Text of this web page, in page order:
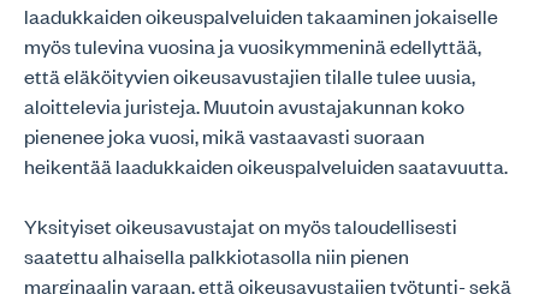
laadukkaiden oikeuspalveluiden takaaminen jokaiselle
myös tulevina vuosina ja vuosikymmeninä edellyttää,
että eläköityvien oikeusavustajien tilalle tulee uusia,
aloittelevia juristeja. Muutoin avustajakunnan koko
pienenee joka vuosi, mikä vastaavasti suoraan
heikentää laadukkaiden oikeuspalveluiden saatavuutta.
Yksityiset oikeusavustajat on myös taloudellisesti
saatettu alhaisella palkkiotasolla niin pienen
marginaalin varaan, että oikeusavustajien työtunti- sekä